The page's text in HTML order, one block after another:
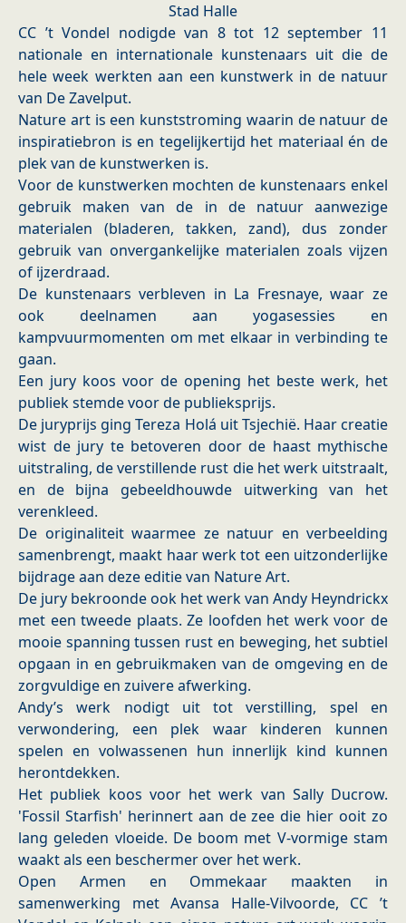
Stad Halle
CC ’t Vondel nodigde van 8 tot 12 september 11
nationale en internationale kunstenaars uit die de
hele week werkten aan een kunstwerk in de natuur
van De Zavelput.
Nature art is een kunststroming waarin de natuur de
inspiratiebron is en tegelijkertijd het materiaal én de
plek van de kunstwerken is.
Voor de kunstwerken mochten de kunstenaars enkel
gebruik maken van de in de natuur aanwezige
materialen (bladeren, takken, zand), dus zonder
gebruik van onvergankelijke materialen zoals vijzen
of ijzerdraad.
De kunstenaars verbleven in La Fresnaye, waar ze
ook deelnamen aan yogasessies en
kampvuurmomenten om met elkaar in verbinding te
gaan.
Een jury koos voor de opening het beste werk, het
publiek stemde voor de publieksprijs.
De juryprijs ging Tereza Holá uit Tsjechië. Haar creatie
wist de jury te betoveren door de haast mythische
uitstraling, de verstillende rust die het werk uitstraalt,
en de bijna gebeeldhouwde uitwerking van het
verenkleed.
De originaliteit waarmee ze natuur en verbeelding
samenbrengt, maakt haar werk tot een uitzonderlijke
bijdrage aan deze editie van Nature Art.
De jury bekroonde ook het werk van Andy Heyndrickx
met een tweede plaats. Ze loofden het werk voor de
mooie spanning tussen rust en beweging, het subtiel
opgaan in en gebruikmaken van de omgeving en de
zorgvuldige en zuivere afwerking.
Andy’s werk nodigt uit tot verstilling, spel en
verwondering, een plek waar kinderen kunnen
spelen en volwassenen hun innerlijk kind kunnen
herontdekken.
Het publiek koos voor het werk van Sally Ducrow.
'Fossil Starfish' herinnert aan de zee die hier ooit zo
lang geleden vloeide. De boom met V-vormige stam
waakt als een beschermer over het werk.
Open Armen en Ommekaar maakten in
samenwerking met Avansa Halle-Vilvoorde, CC ’t